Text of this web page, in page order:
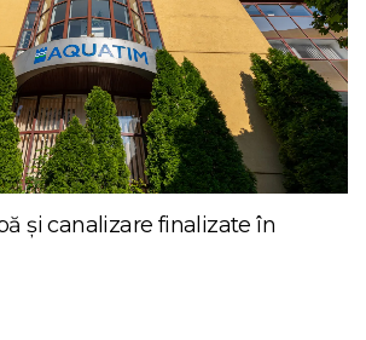
și canalizare finalizate în